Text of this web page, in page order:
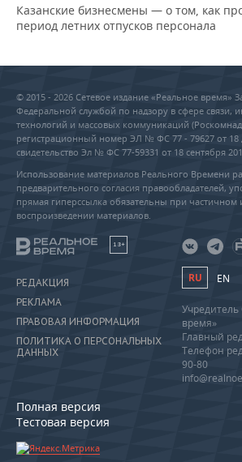
Казанские бизнесмены — о том, как
период летних отпусков персонала
© 2015 - 2026 Сетевое издание «Реальное время»
Федеральной службой по надзору в сфере связи,
технологий и массовых коммуникаций
регистрационный номер ЭЛ № ФС 77 - 79627 от 18
свидетельство Эл № ФС 77-59331 от 18 сентября
Использование материалов Реального Времени
предварительного согласия правообладателей,
прямая гиперссылка обязательны при
воспроизведении материалов.
18+
РЕДАКЦИЯ
РЕКЛАМА
ПРАВОВАЯ ИНФОРМАЦИЯ
ПОЛИТИКА О ПЕРСОНАЛЬНЫХ
ДАННЫХ
Полная версия
Тестовая версия
RU EN
время»
Главный
Телефон
90-80